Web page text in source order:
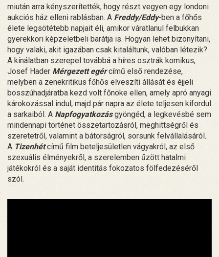
miután arra kényszerítették, hogy részt vegyen egy londoni
aukciós ház elleni rablásban. A Freddy/Eddy-ben a főhős
élete legsötétebb napjait éli, amikor váratlanul felbukkan
gyerekkori képzeletbeli barátja is. Hogyan lehet bizonyítani,
hogy valaki, akit igazában csak kitaláltunk, valóban létezik?
A kínálatban szerepel továbbá a híres osztrák komikus,
Josef Hader Mérgezett egércímű első rendezése,
melyben a zenekritikus főhős elveszíti állását és éjjeli
bosszúhadjáratba kezd volt főnöke ellen, amely apró anyagi
károkozással indul, majd pár napra az élete teljesen kifordul
a sarkaiból. A Napfogyatkozásgyöngéd, a legkevésbé sem
mindennapi történet összetartozásról, meghittségről és
szeretetről, valamint a bátorságról, sorsunk felvállalásáról..
A Tizenhét című film beteljesületlen vágyakról, az első
szexuális élményekről, a szerelemben űzött hatalmi
játékokról és a saját identitás fokozatos fölfedezéséről
szól.